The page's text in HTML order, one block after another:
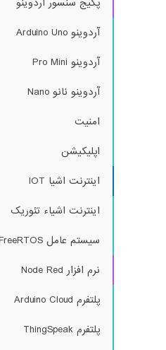
آردوینو Arduino Uno
آردوینو Pro Mini
آردوینو نانو Nano
امنیت
اپلیکیشن
اینترنت اشیا IOT
اینترنت اشیاء تئوریک
سیستم عامل FreeRTOS
نرم افزار Node Red
پلتفرم Arduino Cloud
پلتفرم ThingSpeak